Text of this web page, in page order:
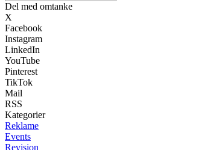
Del med omtanke
X
Facebook
Instagram
LinkedIn
YouTube
Pinterest
TikTok
Mail
RSS
Kategorier
Reklame
Events
Revision